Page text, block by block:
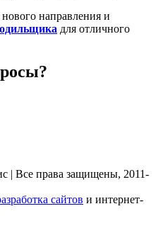
направления и
для отличного
| Все права защищены, 2011-
сайтов и интернет-